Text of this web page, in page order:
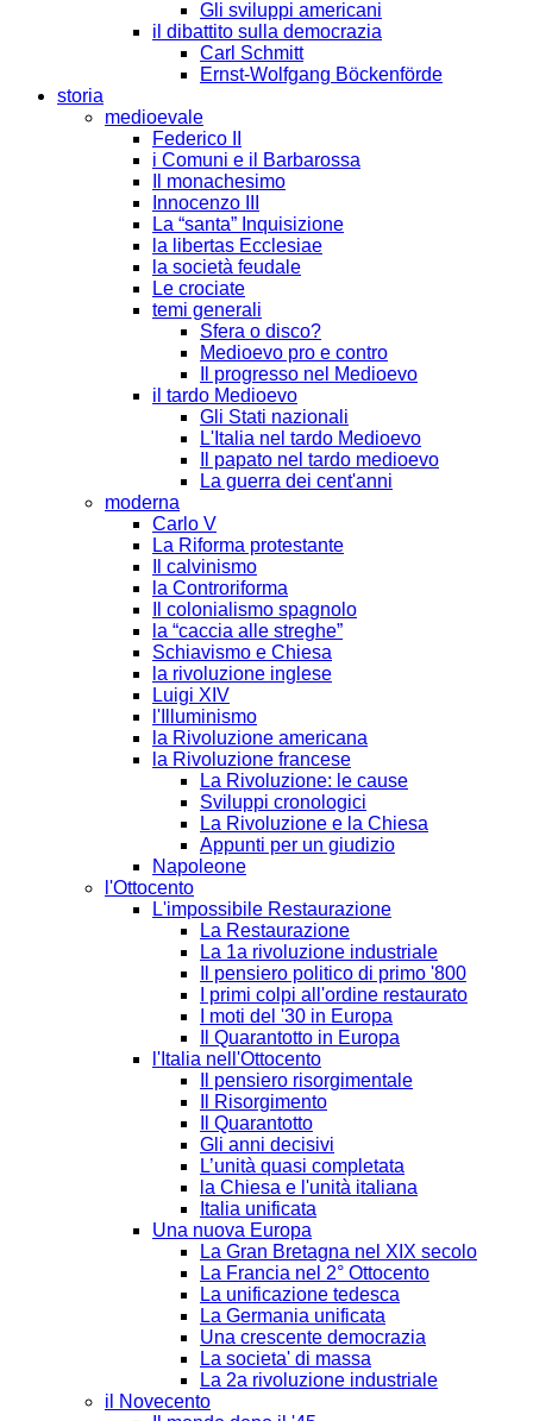
Gli sviluppi americani
il dibattito sulla democrazia
Carl Schmitt
Ernst-Wolfgang Böckenförde
storia
medioevale
Federico II
i Comuni e il Barbarossa
Il monachesimo
Innocenzo III
La “santa” Inquisizione
la libertas Ecclesiae
la società feudale
Le crociate
temi generali
Sfera o disco?
Medioevo pro e contro
Il progresso nel Medioevo
il tardo Medioevo
Gli Stati nazionali
L'Italia nel tardo Medioevo
Il papato nel tardo medioevo
La guerra dei cent'anni
moderna
Carlo V
La Riforma protestante
Il calvinismo
la Controriforma
Il colonialismo spagnolo
la “caccia alle streghe”
Schiavismo e Chiesa
la rivoluzione inglese
Luigi XIV
l'Illuminismo
la Rivoluzione americana
la Rivoluzione francese
La Rivoluzione: le cause
Sviluppi cronologici
La Rivoluzione e la Chiesa
Appunti per un giudizio
Napoleone
l'Ottocento
L'impossibile Restaurazione
La Restaurazione
La 1a rivoluzione industriale
Il pensiero politico di primo '800
I primi colpi all'ordine restaurato
I moti del '30 in Europa
Il Quarantotto in Europa
l'Italia nell'Ottocento
Il pensiero risorgimentale
Il Risorgimento
Il Quarantotto
Gli anni decisivi
L’unità quasi completata
la Chiesa e l'unità italiana
Italia unificata
Una nuova Europa
La Gran Bretagna nel XIX secolo
La Francia nel 2° Ottocento
La unificazione tedesca
La Germania unificata
Una crescente democrazia
La societa' di massa
La 2a rivoluzione industriale
il Novecento